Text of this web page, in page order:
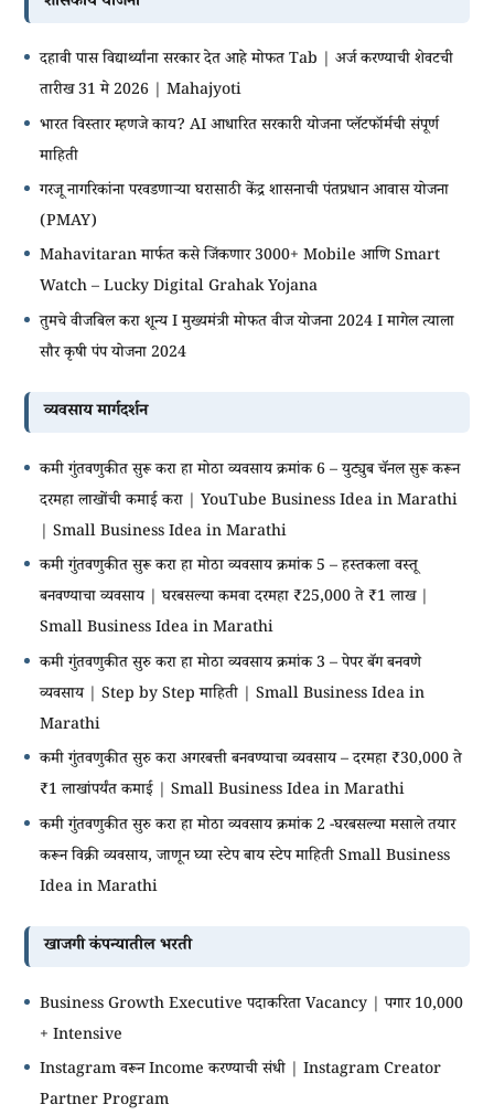
दहावी पास विद्यार्थ्यांना सरकार देत आहे मोफत Tab | अर्ज करण्याची शेवटची
तारीख 31 मे 2026 | Mahajyoti
भारत विस्तार म्हणजे काय? AI आधारित सरकारी योजना प्लॅटफॉर्मची संपूर्ण
माहिती
गरजू नागरिकांना परवडणाऱ्या घरासाठी केंद्र शासनाची पंतप्रधान आवास योजना
(PMAY)
Mahavitaran मार्फत कसे जिंकणार 3000+ Mobile आणि Smart
Watch – Lucky Digital Grahak Yojana
तुमचे वीजबिल करा शून्य I मुख्यमंत्री मोफत वीज योजना 2024 I मागेल त्याला
सौर कृषी पंप योजना 2024
व्यवसाय मार्गदर्शन
कमी गुंतवणुकीत सुरू करा हा मोठा व्यवसाय क्रमांक 6 – युट्युब चॅनल सुरू करून
दरमहा लाखोंची कमाई करा | YouTube Business Idea in Marathi
| Small Business Idea in Marathi
कमी गुंतवणुकीत सुरू करा हा मोठा व्यवसाय क्रमांक 5 – हस्तकला वस्तू
बनवण्याचा व्यवसाय | घरबसल्या कमवा दरमहा ₹25,000 ते ₹1 लाख |
Small Business Idea in Marathi
कमी गुंतवणुकीत सुरु करा हा मोठा व्यवसाय क्रमांक 3 – पेपर बॅग बनवणे
व्यवसाय | Step by Step माहिती | Small Business Idea in
Marathi
कमी गुंतवणुकीत सुरु करा अगरबत्ती बनवण्याचा व्यवसाय – दरमहा ₹30,000 ते
₹1 लाखांपर्यंत कमाई | Small Business Idea in Marathi
कमी गुंतवणुकीत सुरु करा हा मोठा व्यवसाय क्रमांक 2 -घरबसल्या मसाले तयार
करून विक्री व्यवसाय, जाणून घ्या स्टेप बाय स्टेप माहिती Small Business
Idea in Marathi
खाजगी कंपन्यातील भरती
Business Growth Executive पदाकरिता Vacancy | पगार 10,000
+ Intensive
Instagram वरून Income करण्याची संधी | Instagram Creator
Partner Program